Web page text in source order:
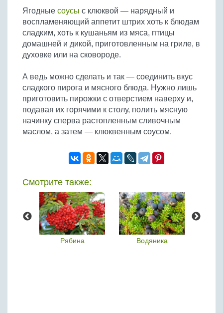
Ягодные соусы с клюквой — нарядный и
воспламеняющий аппетит штрих хоть к блюдам
сладким, хоть к кушаньям из мяса, птицы
домашней и дикой, приготовленным на гриле, в
духовке или на сковороде.
А ведь можно сделать и так — соединить вкус
сладкого пирога и мясного блюда. Нужно лишь
приготовить пирожки с отверстием наверху и,
подавая их горячими к столу, полить мясную
начинку сперва растопленным сливочным
маслом, а затем — клюквенным соусом.
Смотрите также:
Рябина Водяника